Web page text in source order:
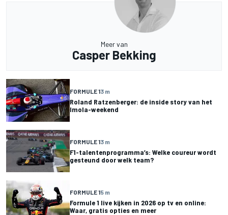
Meer van
Casper Bekking
FORMULE 13 m
Roland Ratzenberger: de inside story van het
Imola-weekend
FORMULE 13 m
F1-talentenprogramma’s: Welke coureur wordt
gesteund door welk team?
FORMULE 15 m
Formule 1 live kijken in 2026 op tv en online:
Waar, gratis opties en meer